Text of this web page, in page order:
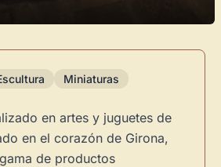
Miniaturas
en artes y juguetes de
en el corazón de Girona,
de productos